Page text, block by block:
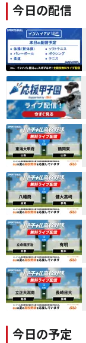
今日の配信
今日の予定